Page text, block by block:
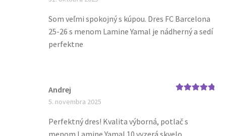
Som veľmi spokojný s kúpou. Dres FC Barcelona
25-26 s menom Lamine Yamal je nádherný a sedí
perfektne
Andrej
5. novembra 2025
Perfektný dres! Kvalita výborná, potlač s
menom Lamine Yamal 10 vyzerá skvelo